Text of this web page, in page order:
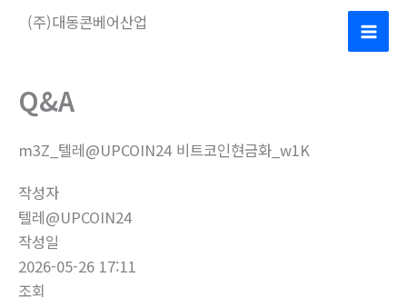
(주)대동콘베어산업
Main
Q&A
m3Z_텔레@UPCOIN24 비트코인현금화_w1K
작성자
텔레@UPCOIN24
작성일
2026-05-26 17:11
조회